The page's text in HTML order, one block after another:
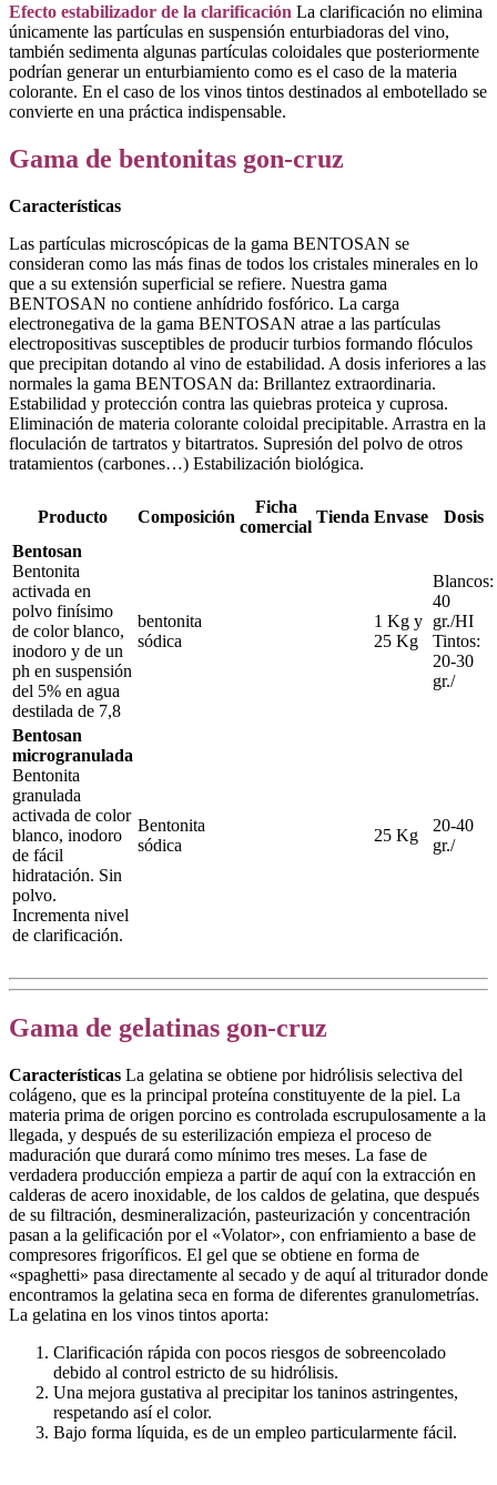
Efecto estabilizador de la clarificación La clarificación no elimina
únicamente las partículas en suspensión enturbiadoras del vino,
también sedimenta algunas partículas coloidales que posteriormente
podrían generar un enturbiamiento como es el caso de la materia
colorante. En el caso de los vinos tintos destinados al embotellado se
convierte en una práctica indispensable.
Gama de bentonitas gon-cruz
Características
Las partículas microscópicas de la gama BENTOSAN se
consideran como las más finas de todos los cristales minerales en lo
que a su extensión superficial se refiere. Nuestra gama
BENTOSAN no contiene anhídrido fosfórico. La carga
electronegativa de la gama BENTOSAN atrae a las partículas
electropositivas susceptibles de producir turbios formando flóculos
que precipitan dotando al vino de estabilidad. A dosis inferiores a las
normales la gama BENTOSAN da: Brillantez extraordinaria.
Estabilidad y protección contra las quiebras proteica y cuprosa.
Eliminación de materia colorante coloidal precipitable. Arrastra en la
floculación de tartratos y bitartratos. Supresión del polvo de otros
tratamientos (carbones…) Estabilización biológica.
Producto Composición
Ficha
comercial
Tienda Envase
Dosis
Bentosan
Bentonita
activada en
polvo finísimo
de color blanco,
inodoro y de un
ph en suspensión
del 5% en agua
destilada de 7,8
bentonita
sódica
1 Kg y
25 Kg
Blancos:
40
gr./HI
Tintos:
20-30
gr./
Bentosan
microgranulada
Bentonita
granulada
activada de color
blanco, inodoro
de fácil
hidratación. Sin
polvo.
Incrementa nivel
de clarificación.
Bentonita
sódica
25 Kg
20-40
gr./
Gama de gelatinas gon-cruz
Características La gelatina se obtiene por hidrólisis selectiva del
colágeno, que es la principal proteína constituyente de la piel. La
materia prima de origen porcino es controlada escrupulosamente a la
llegada, y después de su esterilización empieza el proceso de
maduración que durará como mínimo tres meses. La fase de
verdadera producción empieza a partir de aquí con la extracción en
calderas de acero inoxidable, de los caldos de gelatina, que después
de su filtración, desmineralización, pasteurización y concentración
pasan a la gelificación por el «Volator», con enfriamiento a base de
compresores frigoríficos. El gel que se obtiene en forma de
«spaghetti» pasa directamente al secado y de aquí al triturador donde
encontramos la gelatina seca en forma de diferentes granulometrías.
La gelatina en los vinos tintos aporta:
Clarificación rápida con pocos riesgos de sobreencolado
debido al control estricto de su hidrólisis.
Una mejora gustativa al precipitar los taninos astringentes,
respetando así el color.
Bajo forma líquida, es de un empleo particularmente fácil.